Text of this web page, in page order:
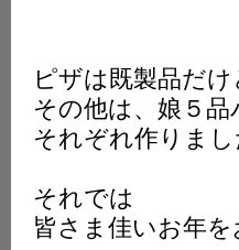
ピザは既製品だけ
その他は、娘５品
それぞれ作りまし
それでは
皆さま佳いお年を